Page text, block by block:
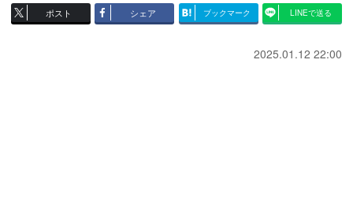
ポスト シェア ブックマーク LINEで送る
2025.01.12 22:00